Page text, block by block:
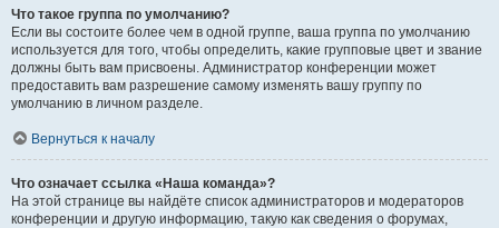
Что такое группа по умолчанию?
Если вы состоите более чем в одной группе, ваша группа по умолчанию
используется для того, чтобы определить, какие групповые цвет и звание
должны быть вам присвоены. Администратор конференции может
предоставить вам разрешение самому изменять вашу группу по
умолчанию в личном разделе.
Вернуться к началу
Что означает ссылка «Наша команда»?
На этой странице вы найдёте список администраторов и модераторов
конференции и другую информацию, такую как сведения о форумах,